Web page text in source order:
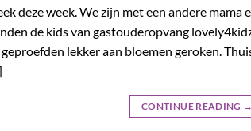
deze week. We zijn met een andere
de kids van gastouderopvang
lekker aan bloemen geroken.
CONTINUE READING →